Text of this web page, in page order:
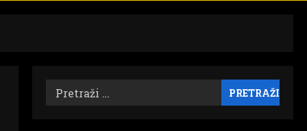
Pretraži: